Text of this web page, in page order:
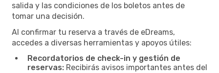
salida y las condiciones de los boletos antes de
tomar una decisión.
Al confirmar tu reserva a través de eDreams,
accedes a diversas herramientas y apoyos útiles:
Recordatorios de check-in y gestión de
reservas: Recibirás avisos importantes antes del